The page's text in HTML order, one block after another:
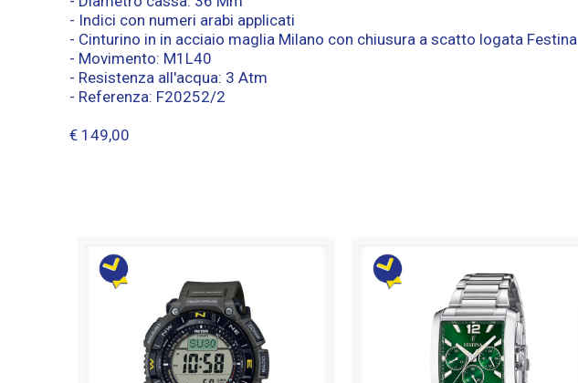
- Indici con numeri arabi applicati
- Cinturino in in acciaio maglia Milano con chiusura a scatto logata Festina
- Movimento: M1L40
- Resistenza all'acqua: 3 Atm
- Referenza: F20252/2
€ 149,00